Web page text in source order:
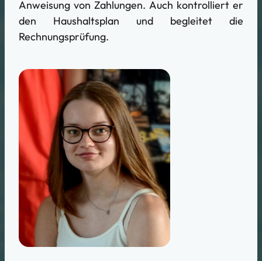
Anweisung von Zahlungen. Auch kontrolliert er
den Haushaltsplan und begleitet die
Rechnungsprüfung.